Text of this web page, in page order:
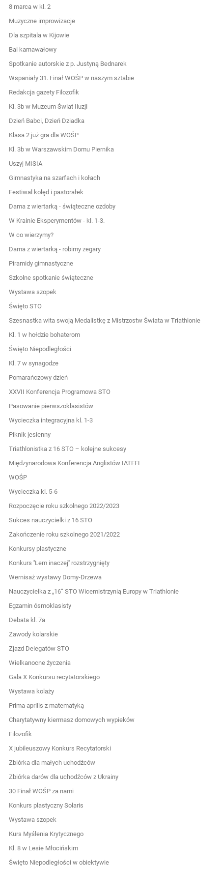
8 marca w kl. 2
Muzyczne improwizacje
Dla szpitala w Kijowie
Bal karnawałowy
Spotkanie autorskie z p. Justyną Bednarek
Wspaniały 31. Finał WOŚP w naszym sztabie
Redakcja gazety Filozofik
Kl. 3b w Muzeum Świat Iluzji
Dzień Babci, Dzień Dziadka
Klasa 2 już gra dla WOŚP
Kl. 3b w Warszawskim Domu Piernika
Uszyj MISIA
Gimnastyka na szarfach i kołach
Festiwal kolęd i pastorałek
Dama z wiertarką - świąteczne ozdoby
W Krainie Eksperymentów - kl. 1-3.
W co wierzymy?
Dama z wiertarką - robimy zegary
Piramidy gimnastyczne
Szkolne spotkanie świąteczne
Wystawa szopek
Święto STO
Szesnastka wita swoją Medalistkę z Mistrzostw Świata w Triathlonie
Kl. 1 w hołdzie bohaterom
Święto Niepodległości
Kl. 7 w synagodze
Pomarańczowy dzień
XXVII Konferencja Programowa STO
Pasowanie pierwszoklasistów
Wycieczka integracyjna kl. 1-3
Piknik jesienny
Triathlonistka z 16 STO – kolejne sukcesy
Międzynarodowa Konferencja Anglistów IATEFL
WOŚP
Wycieczka kl. 5-6
Rozpoczęcie roku szkolnego 2022/2023
Sukces nauczycielki z 16 STO
Zakończenie roku szkolnego 2021/2022
Konkursy plastyczne
Konkurs ''Lem inaczej'' rozstrzygnięty
Wernisaż wystawy Domy-Drzewa
Nauczycielka z „16” STO Wicemistrzynią Europy w Triathlonie
Egzamin ósmoklasisty
Debata kl. 7a
Zawody kolarskie
Zjazd Delegatów STO
Wielkanocne życzenia
Gala X Konkursu recytatorskiego
Wystawa kolaży
Prima aprilis z matematyką
Charytatywny kiermasz domowych wypieków
Filozofik
X jubileuszowy Konkurs Recytatorski
Zbiórka dla małych uchodźców
Zbiórka darów dla uchodźców z Ukrainy
30 Finał WOŚP za nami
Konkurs plastyczny Solaris
Wystawa szopek
Kurs Myślenia Krytycznego
Kl. 8 w Lesie Młocińskim
Święto Niepodległości w obiektywie